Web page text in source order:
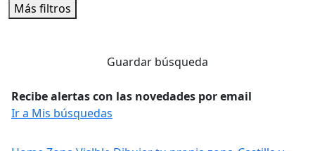
Más filtros
Guardar búsqueda
Recibe alertas con las novedades por email
Ir a Mis búsquedas